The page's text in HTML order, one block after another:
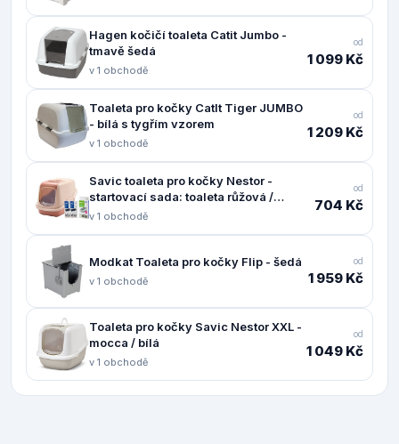
Hagen kočičí toaleta Catit Jumbo -
tmavě šedá
v 1 obchodě
od
1 099 Kč
Toaleta pro kočky CatIt Tiger JUMBO
- bílá s tygřím vzorem
v 1 obchodě
od
1 209 Kč
Savic toaleta pro kočky Nestor -
startovací sada: toaleta růžová /
červená + 2 filtry + 12 sáčků Bag it up
v 1 obchodě
od
704 Kč
Modkat Toaleta pro kočky Flip - šedá
v 1 obchodě
od
1 959 Kč
Toaleta pro kočky Savic Nestor XXL -
mocca / bílá
v 1 obchodě
od
1 049 Kč